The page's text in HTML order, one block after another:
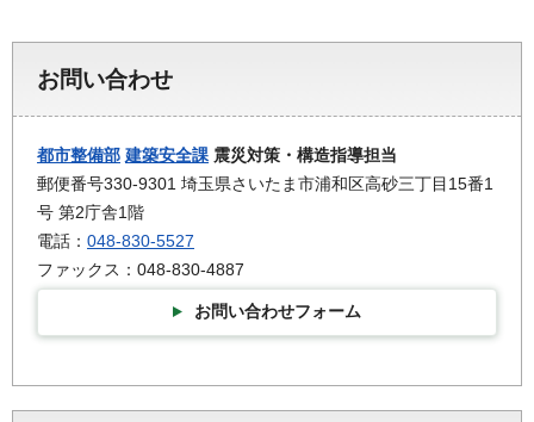
お問い合わせ
都市整備部 建築安全課 震災対策・構造指導担当
郵便番号330-9301 埼玉県さいたま市浦和区高砂三丁目15番1
号 第2庁舎1階
電話： 048-830-5527
ファックス：048-830-4887
お問い合わせフォーム